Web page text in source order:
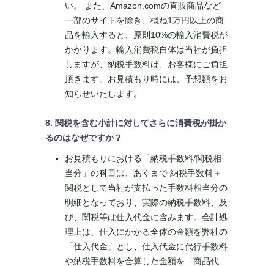
い。 また、Amazon.comの直販商品など
一部のサイトを除き、概ね1万円以上の商
品を輸入すると、原則10%の輸入消費税が
かかります。輸入消費税自体は当社が負担
しますが、納税手数料は、お客様にご負担
頂きます。お見積もり時には、予想額をお
知らせいたします。
8. 関税を含む小計に対してさらに消費税が掛か
るのはなぜですか？
お見積もりにおける「納税手数料/関税相
当分」の科目は、あくまで 納税手数料＋
関税として当社が支払った手数料相当分の
明細となっており、実際の納税手数料、及
び、関税等は仕入代金に含みます。会計処
理上は、仕入にかかる全体の金額を弊社の
「仕入代金」とし、仕入代金に代行手数料
や納税手数料を合算した金額を「商品代